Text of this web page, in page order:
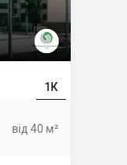
1К
від 40 м²